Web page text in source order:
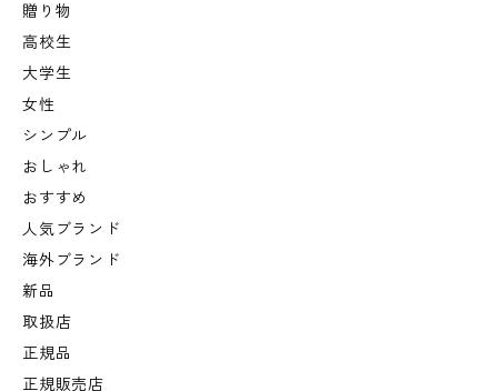
贈り物
高校生
大学生
女性
シンプル
おしゃれ
おすすめ
人気ブランド
海外ブランド
新品
取扱店
正規品
正規販売店